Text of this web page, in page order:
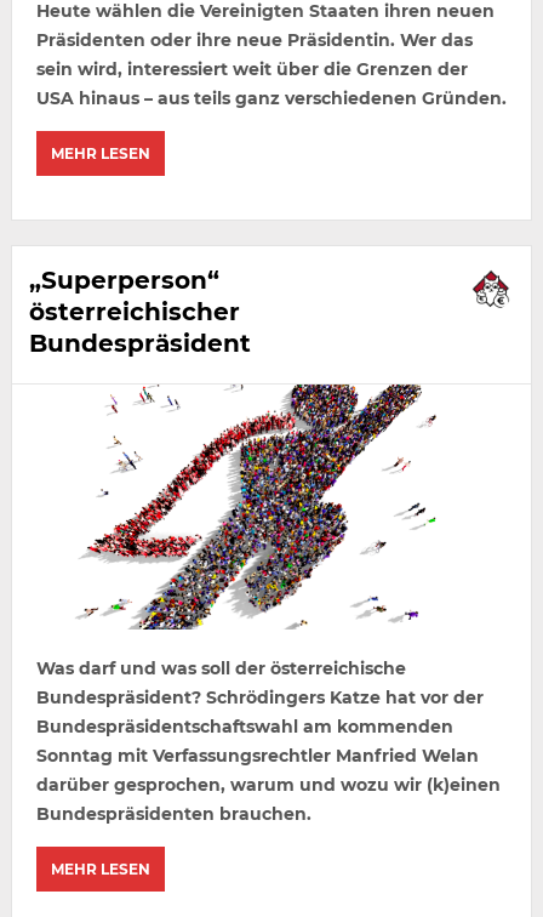
Heute wählen die Vereinigten Staaten ihren neuen
Präsidenten oder ihre neue Präsidentin. Wer das
sein wird, interessiert weit über die Grenzen der
USA hinaus – aus teils ganz verschiedenen Gründen.
MEHR LESEN
„Superperson“
österreichischer
Bundespräsident
Was darf und was soll der österreichische
Bundespräsident? Schrödingers Katze hat vor der
Bundespräsidentschaftswahl am kommenden
Sonntag mit Verfassungsrechtler Manfried Welan
darüber gesprochen, warum und wozu wir (k)einen
Bundespräsidenten brauchen.
MEHR LESEN